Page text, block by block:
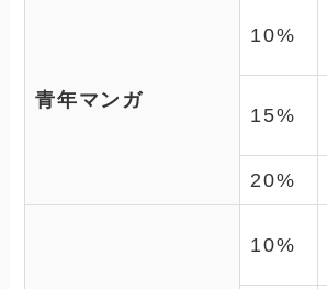
青年マンガ
10%
15%
20%
10%